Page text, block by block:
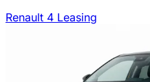
Renault 4 Leasing